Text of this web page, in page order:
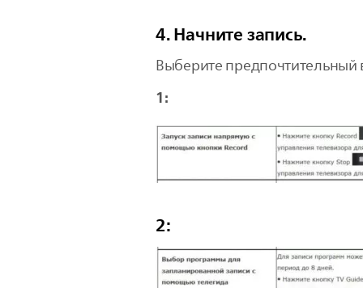
4. Начните запись.
Выберите предпочтительный
1:
2: